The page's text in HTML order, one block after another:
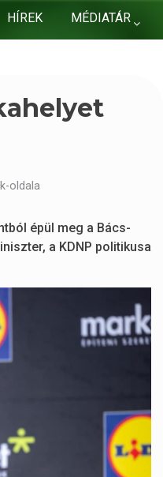
HÍREK MÉDIATÁR
oldala
épül meg a Bács-
a KDNP politikusa